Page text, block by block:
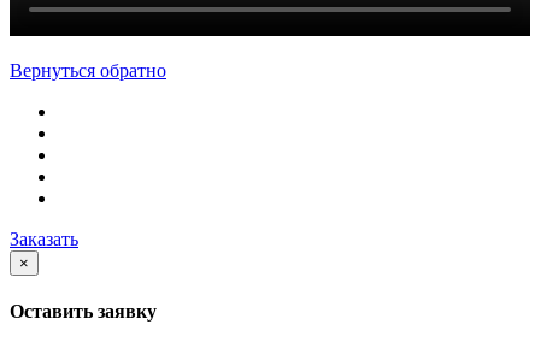
Вернуться обратно
Заказать
×
Оставить заявку